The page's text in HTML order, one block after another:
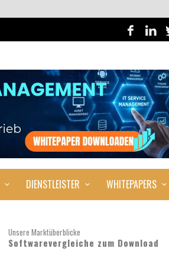
DIENSTLEISTER WHITEPAPERS
Unsere Marktüberblicke
Softwarevergleiche zum Download